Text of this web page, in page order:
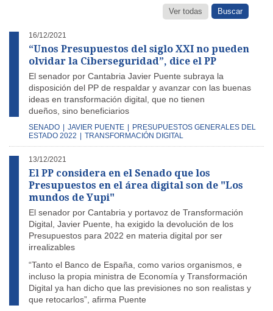
Ver todas
16/12/2021
“Unos Presupuestos del siglo XXI no pueden
olvidar la Ciberseguridad”, dice el PP
El senador por Cantabria Javier Puente subraya la
disposición del PP de respaldar y avanzar con las buenas
ideas en transformación digital, que no tienen
dueños, sino beneficiarios
SENADO JAVIER PUENTE
PRESUPUESTOS GENERALES DEL
ESTADO 2022
TRANSFORMACIÓN DIGITAL
13/12/2021
El PP considera en el Senado que los
Presupuestos en el área digital son de "Los
mundos de Yupi"
El senador por Cantabria y portavoz de Transformación
Digital, Javier Puente, ha exigido la devolución de los
Presupuestos para 2022 en materia digital por ser
irrealizables
“Tanto el Banco de España, como varios organismos, e
incluso la propia ministra de Economía y Transformación
Digital ya han dicho que las previsiones no son realistas y
que retocarlos”, afirma Puente